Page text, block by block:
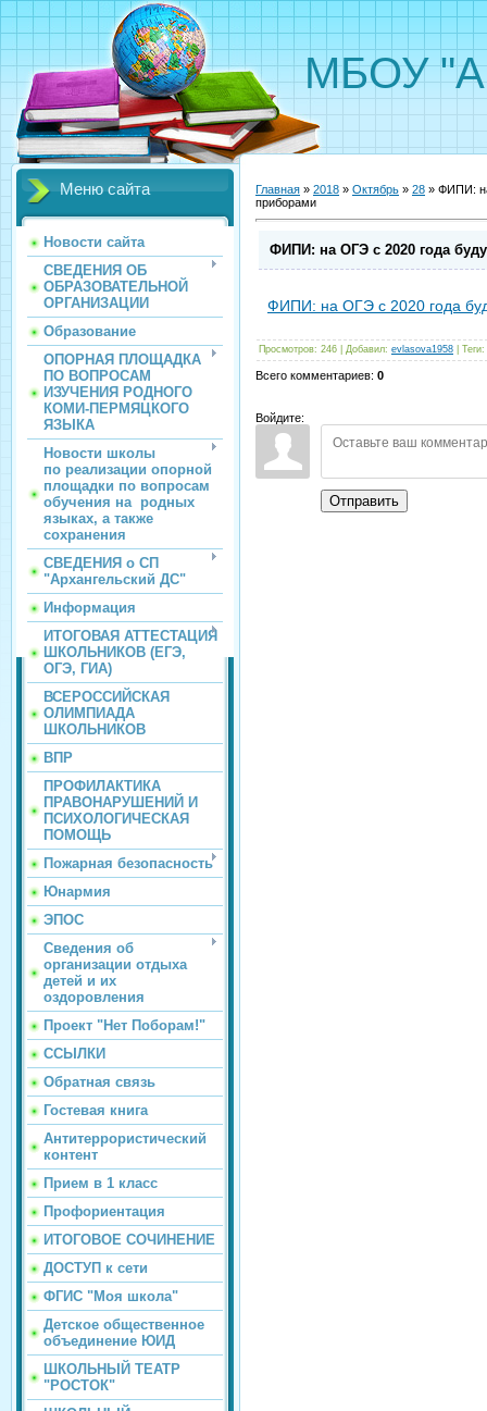
МБОУ
Меню сайта
Новости сайта
СВЕДЕНИЯ ОБ
ОБРАЗОВАТЕЛЬНОЙ
ОРГАНИЗАЦИИ
Образование
ОПОРНАЯ ПЛОЩАДКА
ПО ВОПРОСАМ
ИЗУЧЕНИЯ РОДНОГО
КОМИ-ПЕРМЯЦКОГО
ЯЗЫКА
Новости школы
по реализации опорной
площадки по вопросам
обучения на родных
языках, а также
сохранения
СВЕДЕНИЯ о СП
"Архангельский ДС"
Информация
ИТОГОВАЯ АТТЕСТАЦИЯ
ШКОЛЬНИКОВ (ЕГЭ,
ОГЭ, ГИА)
ВСЕРОССИЙСКАЯ
ОЛИМПИАДА
ШКОЛЬНИКОВ
ВПР
ПРОФИЛАКТИКА
ПРАВОНАРУШЕНИЙ И
ПСИХОЛОГИЧЕСКАЯ
ПОМОЩЬ
Пожарная безопасность
Юнармия
ЭПОС
Сведения об
организации отдыха
детей и их
оздоровления
Проект "Нет Поборам!"
ССЫЛКИ
Обратная связь
Гостевая книга
Антитеррористический
контент
Прием в 1 класс
Профориентация
ИТОГОВОЕ СОЧИНЕНИЕ
ДОСТУП к сети
ФГИС "Моя школа"
Детское общественное
объединение ЮИД
ШКОЛЬНЫЙ ТЕАТР
"РОСТОК"
Главная » 2018 » Октябрь » 28 » ФИПИ:
приборами
ФИПИ: на ОГЭ с 2020 года
ФИПИ: на ОГЭ с 2020 года
Просмотров: 246 Добавил: evlasova1958 Теги:
Всего комментариев: 0
Войдите:
Отправить